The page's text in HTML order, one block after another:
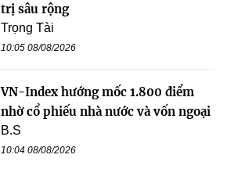
trị sâu rộng
Trọng Tài
10:05 08/08/2026
VN-Index hướng mốc 1.800 điểm
nhờ cổ phiếu nhà nước và vốn ngoại
B.S
10:04 08/08/2026